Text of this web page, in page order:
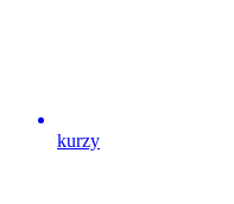
kurzy